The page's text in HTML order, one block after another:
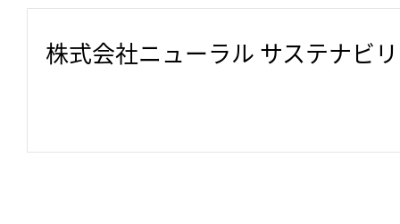
株式会社ニューラル サステナビ